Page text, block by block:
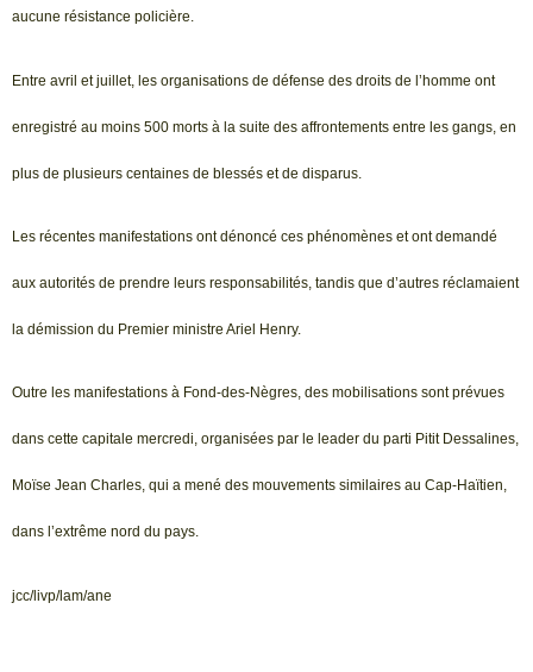
aucune résistance policière.
Entre avril et juillet, les organisations de défense des droits de l’homme ont
enregistré au moins 500 morts à la suite des affrontements entre les gangs, en
plus de plusieurs centaines de blessés et de disparus.
Les récentes manifestations ont dénoncé ces phénomènes et ont demandé
aux autorités de prendre leurs responsabilités, tandis que d’autres réclamaient
la démission du Premier ministre Ariel Henry.
Outre les manifestations à Fond-des-Nègres, des mobilisations sont prévues
dans cette capitale mercredi, organisées par le leader du parti Pitit Dessalines,
Moïse Jean Charles, qui a mené des mouvements similaires au Cap-Haïtien,
dans l’extrême nord du pays.
jcc/livp/lam/ane